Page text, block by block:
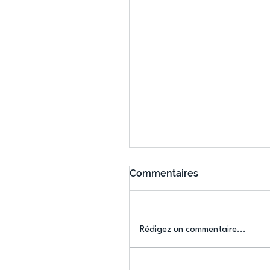
Commentaires
Rédigez un commentaire...